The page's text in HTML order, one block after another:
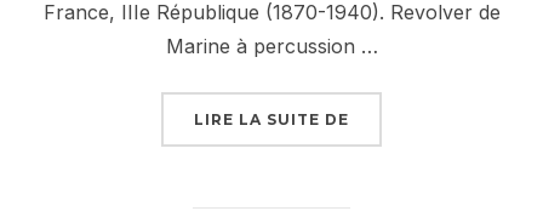
France, IIIe République (1870-1940). Revolver de
Marine à percussion …
LIRE LA SUITE DE